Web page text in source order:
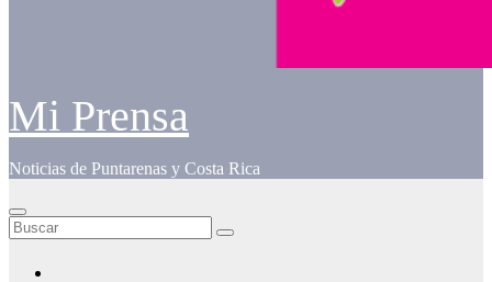
Mi Prensa
Noticias de Puntarenas y Costa Rica